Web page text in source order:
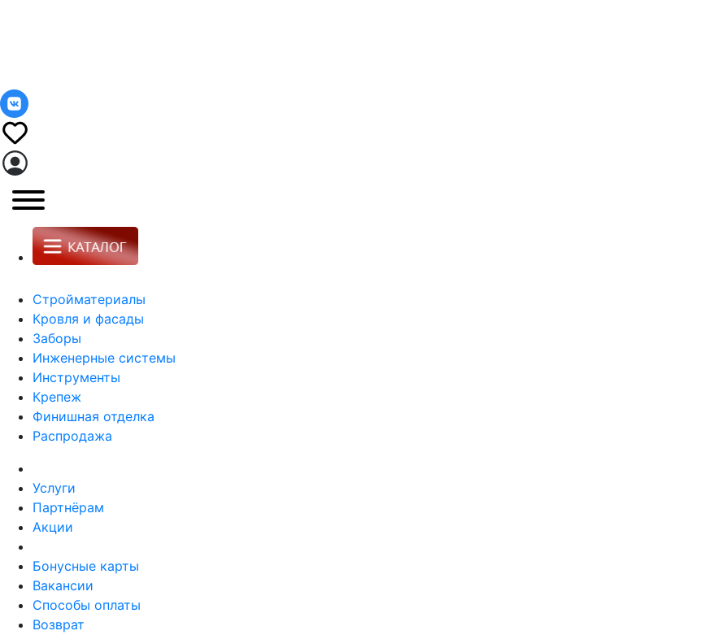
Стройматериалы
Кровля и фасады
Заборы
Инженерные системы
Инструменты
Крепеж
Финишная отделка
Распродажа
Услуги
Партнёрам
Акции
Бонусные карты
Вакансии
Способы оплаты
Возврат